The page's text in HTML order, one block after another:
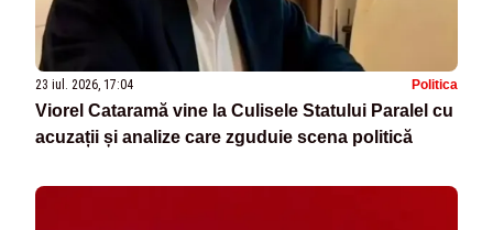
23 iul. 2026, 17:04 Politica
Viorel Cataramă vine la Culisele Statului Paralel cu
acuzații și analize care zguduie scena politică